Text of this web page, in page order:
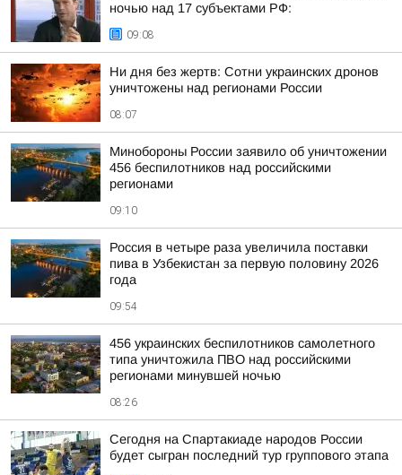
ночью над 17 субъектами РФ:
09:08
Ни дня без жертв: Сотни украинских дронов
уничтожены над регионами России
08:07
Минобороны России заявило об уничтожении
456 беспилотников над российскими
регионами
09:10
Россия в четыре раза увеличила поставки
пива в Узбекистан за первую половину 2026
года
09:54
456 украинских беспилотников самолетного
типа уничтожила ПВО над российскими
регионами минувшей ночью
08:26
Сегодня на Спартакиаде народов России
будет сыгран последний тур группового этапа